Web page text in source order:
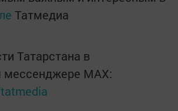
Татмедиа
Татарстана в
мессенджере MАХ: